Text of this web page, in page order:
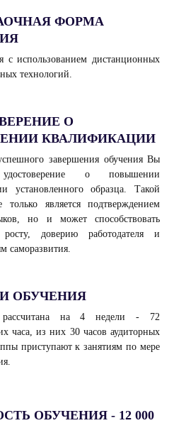
ФОРМА
с использованием дистанционных
технологий.
О
КВАЛИФИКАЦИИ
завершения обучения Вы
о повышении
установленного образца. Такой
только является подтверждением
но и может способствовать
росту, доверию работодателя и
саморазвития.
ОБУЧЕНИЯ
рассчитана на 4 недели - 72
часа, из них 30 часов аудиторных
приступают к занятиям по мере
ОБУЧЕНИЯ - 12 000